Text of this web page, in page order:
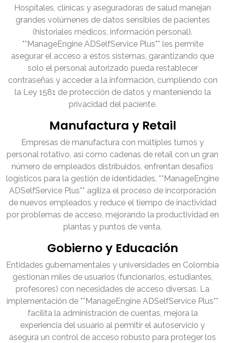
Hospitales, clínicas y aseguradoras de salud manejan
grandes volúmenes de datos sensibles de pacientes
(historiales médicos, información personal).
**ManageEngine ADSelfService Plus** les permite
asegurar el acceso a estos sistemas, garantizando que
solo el personal autorizado pueda restablecer
contraseñas y acceder a la información, cumpliendo con
la Ley 1581 de protección de datos y manteniendo la
privacidad del paciente.
Manufactura y Retail
Empresas de manufactura con múltiples turnos y
personal rotativo, así como cadenas de retail con un gran
número de empleados distribuidos, enfrentan desafíos
logísticos para la gestión de identidades. **ManageEngine
ADSelfService Plus** agiliza el proceso de incorporación
de nuevos empleados y reduce el tiempo de inactividad
por problemas de acceso, mejorando la productividad en
plantas y puntos de venta.
Gobierno y Educación
Entidades gubernamentales y universidades en Colombia
gestionan miles de usuarios (funcionarios, estudiantes,
profesores) con necesidades de acceso diversas. La
implementación de **ManageEngine ADSelfService Plus**
facilita la administración de cuentas, mejora la
experiencia del usuario al permitir el autoservicio y
asegura un control de acceso robusto para proteger los